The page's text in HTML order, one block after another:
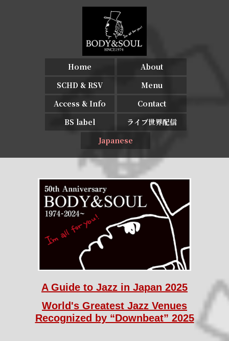
Home
About
SCHD & RSV
Menu
Access & Info
Contact
BS label
ライブ世界配信
Japanese
A Guide to Jazz in Japan 2025
World's Greatest Jazz Venues
Recognized by “Downbeat” 2025